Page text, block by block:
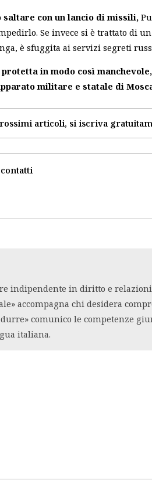
con un lancio di missili,
Se invece si è trattato di
è sfuggita ai servizi segreti
in modo così
militare e statale di
articoli, si iscriva
indipendente in diritto e
accompagna chi desidera
comunico le competenze
italiana.